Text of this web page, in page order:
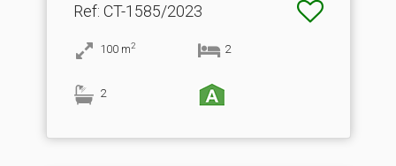
Ref: CT-1585/2023
100 m2 2
2